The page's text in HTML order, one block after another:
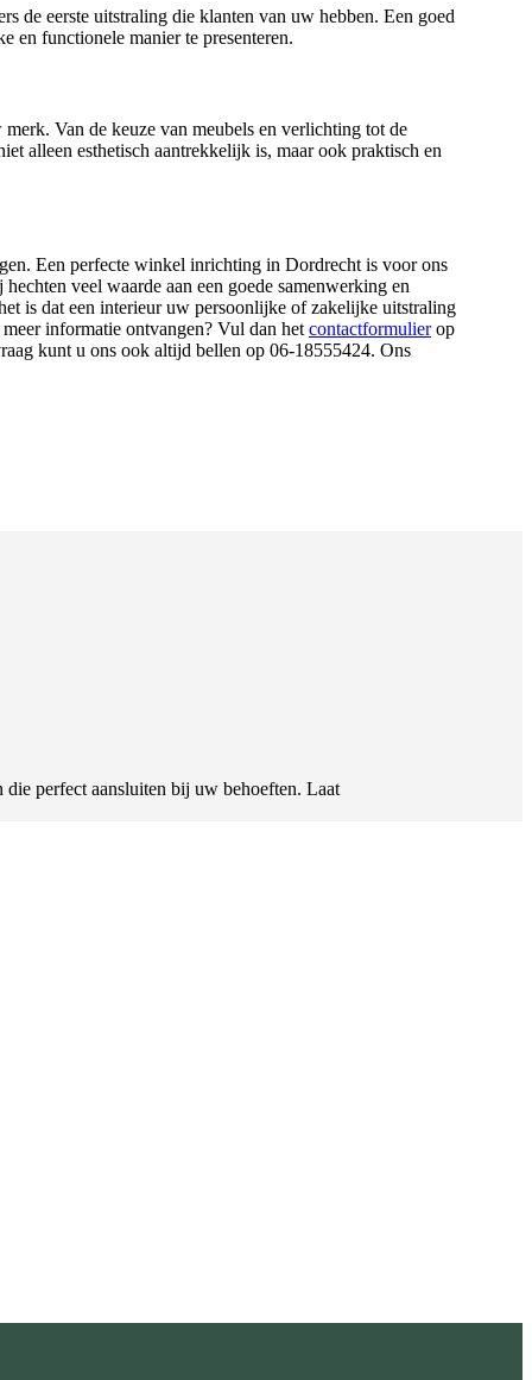
de eerste uitstraling die klanten van uw hebben. Een goed
en functionele manier te presenteren.
Van de keuze van meubels en verlichting tot de
alleen esthetisch aantrekkelijk is, maar ook praktisch en
Een perfecte winkel inrichting in Dordrecht is voor ons
veel waarde aan een goede samenwerking en
is dat een interieur uw persoonlijke of zakelijke uitstraling
informatie ontvangen? Vul dan het contactformulierop
kunt u ons ook altijd bellen op 06-18555424. Ons
perfect aansluiten bij uw behoeften. Laat